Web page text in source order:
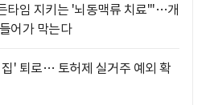
타임 지키는 '뇌동맥류 치료'"…개
어가 막는다
' 퇴로… 토허제 실거주 예외 확